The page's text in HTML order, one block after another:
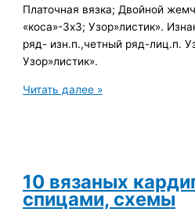
Платочная вязка; Двойной
«коса»-3х3; Узор»листик».
ряд- изн.п.,четный ряд-лиц.п.
Узор»листик».
Кардиган
Читать далее »
10 вязаных
спицами, схемы